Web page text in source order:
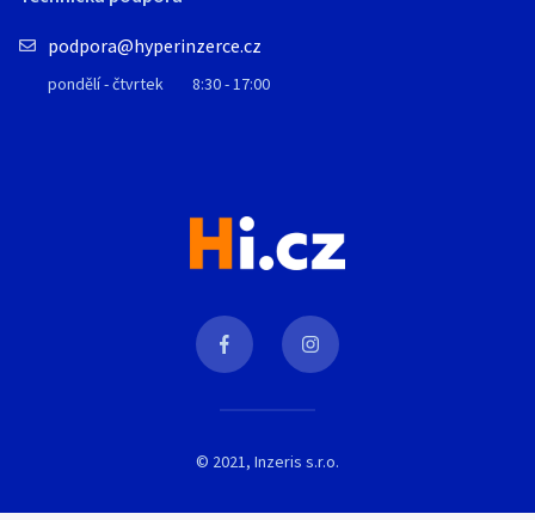
podpora@hyperinzerce.cz
pondělí - čtvrtek 8:30 - 17:00
© 2021, Inzeris s.r.o.